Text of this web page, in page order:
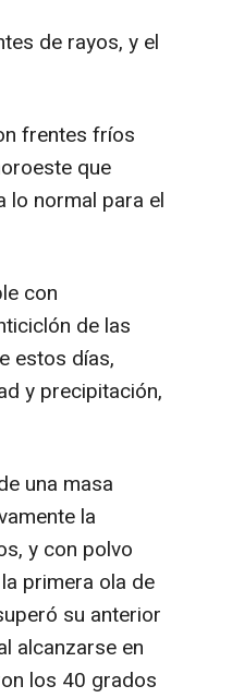
de rayos, y el
frentes fríos
que
lo normal para el
con
de las
estos días,
y precipitación,
una masa
la
y con polvo
primera ola de
su anterior
alcanzarse en
los 40 grados